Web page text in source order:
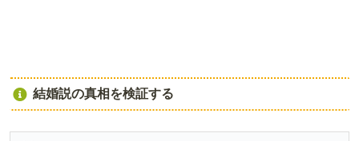
結婚説の真相を検証する